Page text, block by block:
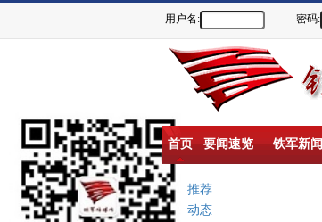
用户名: 密码:
首页 要闻速览 铁军新闻
重点推荐
新闻动态